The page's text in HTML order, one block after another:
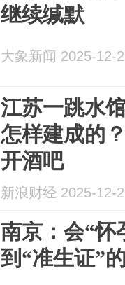
继续缄默
大象新闻 2025-12-
江苏一跳水
怎样建成的
开酒吧
新浪财经 2025-12-
南京：会“怀
到“准生证”